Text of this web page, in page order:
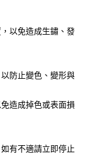
以免造成生鏽、發
防止變色、變形與
造成掉色或表面損
有不適請立即停止